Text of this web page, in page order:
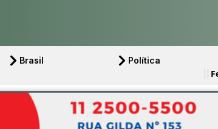
Brasil Política